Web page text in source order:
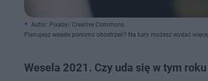
Autor: Pixaby/ Creative Commons
Planujesz wesele pomimo obostrzeń? Na kary możesz wydać
Wesela 2021. Czy uda się w tym